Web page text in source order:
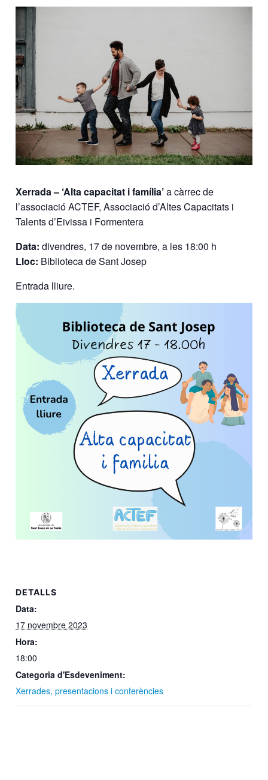
Xerrada – ‘Alta capacitat i família’a càrrec de
l’associació ACTEF, Associació d’Altes Capacitats i
Talents d’Eivissa i Formentera
Data: divendres, 17 de novembre, a les 18:00 h
Lloc: Biblioteca de Sant Josep
Entrada lliure.
DETALLS
Data:
17 novembre 2023
Hora:
18:00
Categoria d'Esdeveniment:
Xerrades, presentacions i conferències